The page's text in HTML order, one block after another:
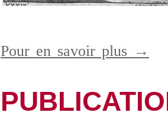
Pour en savoir plus →